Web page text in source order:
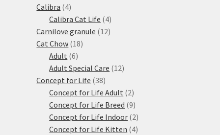
Calibra 44
produkty
Calibra Cat Life 44
produkty
Carnilove granule 1212
Cat Chow 1818
Adult 66
produktů
Adult Special Care 1212
Concept for Life 3838
produktů
Concept for Life Adult 22
produkty
Concept for Life Breed 99
produktů
Concept for Life Indoor 22
produkty
Concept for Life Kitten 44